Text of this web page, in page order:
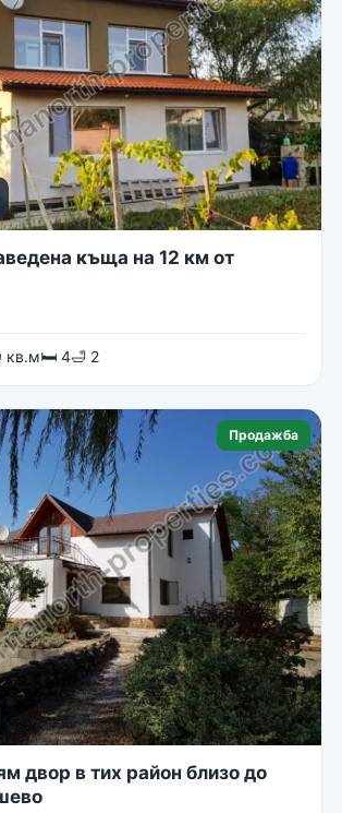
къща на 12 км от
кв.м🛏 4🛁 2
Продажба
двор в тих район близо до